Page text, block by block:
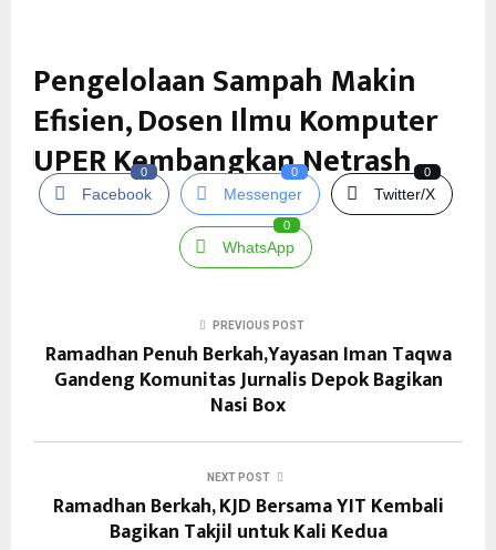
Pengelolaan Sampah Makin
Efisien, Dosen Ilmu Komputer
UPER Kembangkan Netrash
Facebook
0
Messenger
0
Twitter/X
0
WhatsApp
0
PREVIOUS POST
Ramadhan Penuh Berkah,Yayasan Iman Taqwa
Gandeng Komunitas Jurnalis Depok Bagikan
Nasi Box
NEXT POST
Ramadhan Berkah, KJD Bersama YIT Kembali
Bagikan Takjil untuk Kali Kedua